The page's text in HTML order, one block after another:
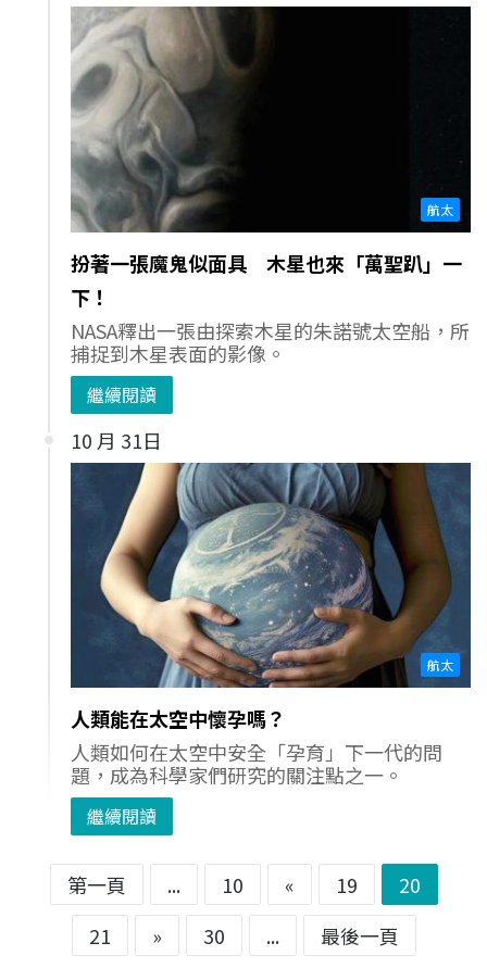
航太
扮著一張魔鬼似面具 木星也來「萬聖趴」一
下！
NASA釋出一張由探索木星的朱諾號太空船，所
捕捉到木星表面的影像。
繼續閱讀
10 月 31日
航太
人類能在太空中懷孕嗎？
人類如何在太空中安全「孕育」下一代的問
題，成為科學家們研究的關注點之一。
繼續閱讀
第一頁 ... 10 « 19
20
21
» 30 ... 最後一頁